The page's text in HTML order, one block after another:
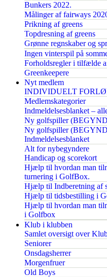
Bunkers 2022.
Målinger af fairways
Prikning af greens
Topdresning af greens
Grønne regnskaber og
Ingen vinterspil på
Forholdsregler i tilfælde
Greenkeepere
Nyt medlem
INDIVIDUELT
Medlemskategorier
Indmeldelsesblanket –
Ny golfspiller
Ny golfspiller
Indmeldelsesblanket
Alt for nybegyndere
Handicap og scorekort
Hjælp til hvordan man
turnering i GolfBox.
Hjælp til Indberetning af
Hjælp til tidsbestilling i
Hjælp til hvordan man
i Golfbox
Klub i klubben
Samlet oversigt over
Seniorer
Onsdagsherrer
Morgenfruer
Old Boys